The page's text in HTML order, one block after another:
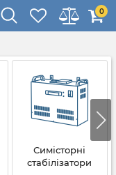
0
Симісторні
стабілізатори